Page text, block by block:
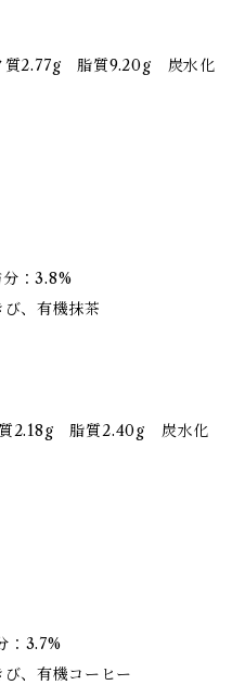
質2.77g 脂質9.20g 炭水化
：3.8%
、有機抹茶
2.18g 脂質2.40g 炭水化
：3.7%
、有機コーヒー